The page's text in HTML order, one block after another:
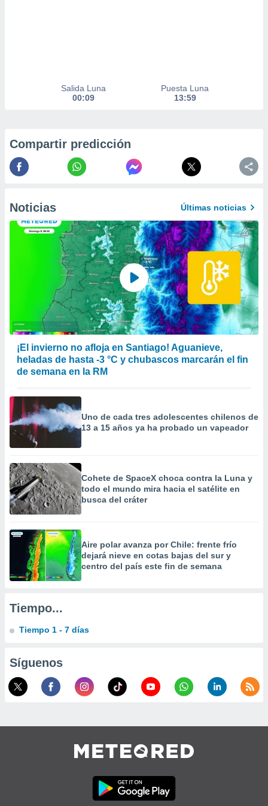
un
perfiles
uso de
la
contenido
medir el
de la
de
o a través
de
de
de
uso de
con el
e
mediante
publicidad
publicidad
1199
Salida Luna
00:09
Puesta Luna
13:59
Compartir predicción
Noticias Últimas noticias
¡El invierno no afloja en Santiago! Aguanieve,
heladas de hasta -3 °C y chubascos marcarán el fin
de semana en la RM
Uno de cada tres adolescentes chilenos de
13 a 15 años ya ha probado un vapeador
Cohete de SpaceX choca contra la Luna y
todo el mundo mira hacia el satélite en
busca del cráter
Aire polar avanza por Chile: frente frío
dejará nieve en cotas bajas del sur y
centro del país este fin de semana
Tiempo...
Tiempo 1 - 7 días
Síguenos